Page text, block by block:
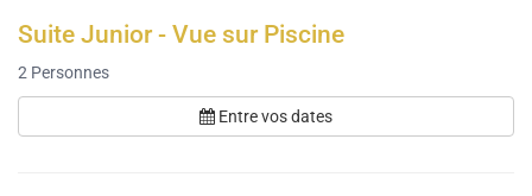
Suite Junior - Vue sur Piscine
2 Personnes
Entre vos dates